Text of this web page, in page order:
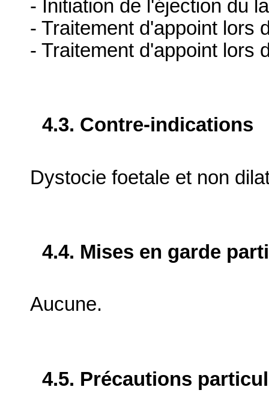
- Initiation de l'éjection du
- Traitement d'appoint lors
- Traitement d'appoint lors
4.3. Contre-indications
Dystocie foetale et non
4.4. Mises en garde
Aucune.
4.5. Précautions